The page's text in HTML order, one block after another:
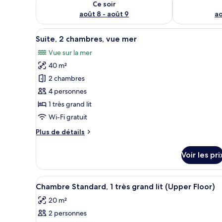
Ce soir
août 8 - août 9
Afficher
toutes
les
photos
pour
ce
type
de
chambre :
Suite,
vue
mer
Suite, 2 chambres, vue mer |
5
Suite, 2 chambres, vue mer
Vue sur la mer
40 m²
2 chambres
4 personnes
1 très grand lit
Wi-Fi gratuit
Plus de détails
Plus
le
type
de
Suite,
2
Voir les
Afficher
toutes
les
photos
Chambre Standard, 1 très
2
Chambre Standard, 1 très grand lit (Upper Floor)
20 m²
2 personnes